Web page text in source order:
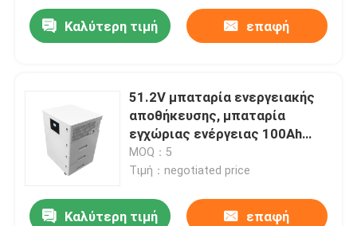
Καλύτερη τιμή επαφή
51.2V μπαταρία ενεργειακής
αποθήκευσης, μπαταρία
εγχώριας ενέργειας 100Ah
200Ah 300Ah 400Ah
MOQ：5
Τιμή：negotiated price
Καλύτερη τιμή επαφή